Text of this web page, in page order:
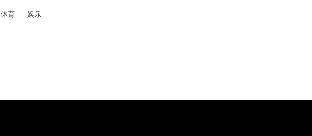
体育 娱乐